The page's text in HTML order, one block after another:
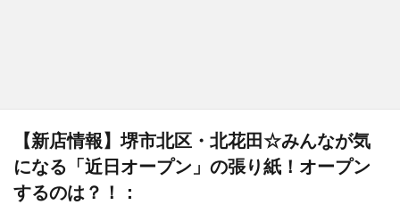
【新店情報】堺市北区・北花田☆みんなが気
になる「近日オープン」の張り紙！オープン
するのは？！：